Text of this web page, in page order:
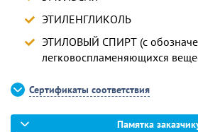
ЭТИЛЕНГЛИКОЛЬ
ЭТИЛОВЫЙ СПИРТ (с
легковоспламеняющихся
Сертификаты соответствия
Памятка